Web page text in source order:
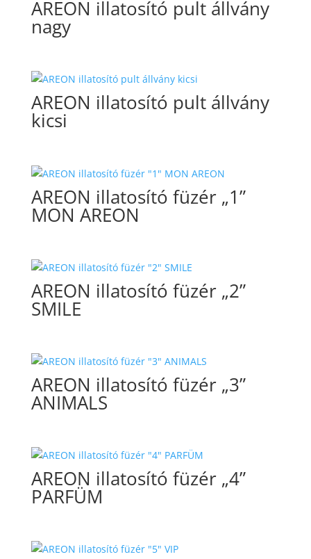
AREON illatosító pult állvány
nagy
AREON illatosító pult állvány
kicsi
AREON illatosító füzér „1”
MON AREON
AREON illatosító füzér „2”
SMILE
AREON illatosító füzér „3”
ANIMALS
AREON illatosító füzér „4”
PARFÜM